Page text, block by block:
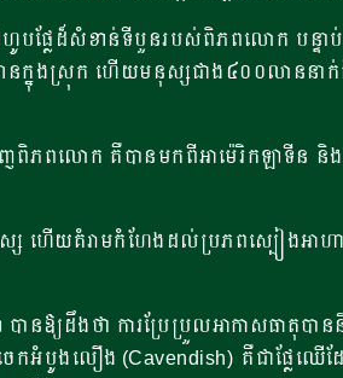
បផ្លែដ៏​សំខាន់​ទី​បួន​របស់​ពិភពលោក បន្ទ
ក្នុងស្រុក ហើយមនុស្សជាង៤០០លាននាក់
វិញពិភពលោក គឺបានមកពីអាម៉េរិកឡាទីន
នុស្ស ហើយគំរាមកំហែងដល់ប្រភពស្បៀង
ានឱ្យដឹងថា ការប្រែប្រួលអាកាសធាតុប
អំបូងលឿង​ (Cavendish) គឺជាផ្លែឈើដ